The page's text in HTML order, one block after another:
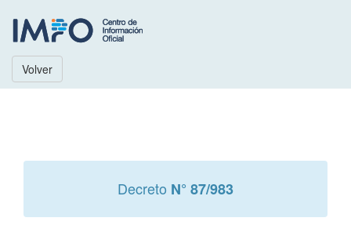
Volver
Decreto N° 87/983